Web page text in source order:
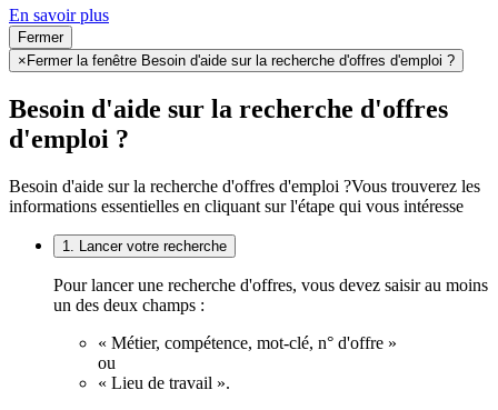
En savoir plus
Fermer
× Fermer la fenêtre Besoin d'aide sur la recherche d'offres d'emploi ?
Besoin d'aide sur la recherche d'offres
d'emploi ?
Besoin d'aide sur la recherche d'offres d'emploi ?Vous trouverez les
informations essentielles en cliquant sur l'étape qui vous intéresse
1. Lancer votre recherche
Pour lancer une recherche d'offres, vous devez saisir au moins
un des deux champs :
« Métier, compétence, mot-clé, n° d'offre »
ou
« Lieu de travail ».